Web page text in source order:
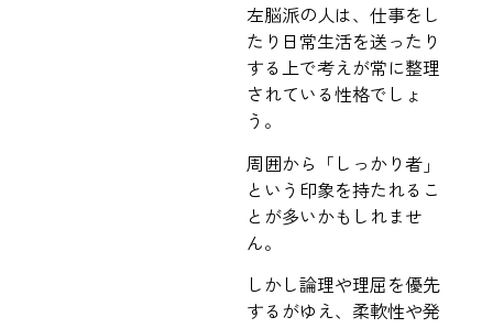
左脳派の人は、仕事をし
たり日常生活を送ったり
する上で考えが常に整理
されている性格でしょ
う。
周囲から「しっかり者」
という印象を持たれるこ
とが多いかもしれませ
ん。
しかし論理や理屈を優先
するがゆえ、柔軟性や発